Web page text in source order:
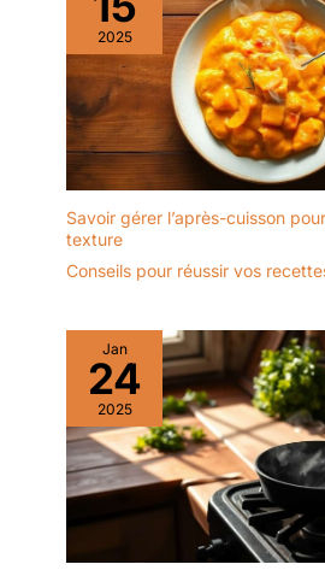
2025
Savoir gérer l’après-cuisson
texture
Conseils pour réussir vos
Jan
24
2025